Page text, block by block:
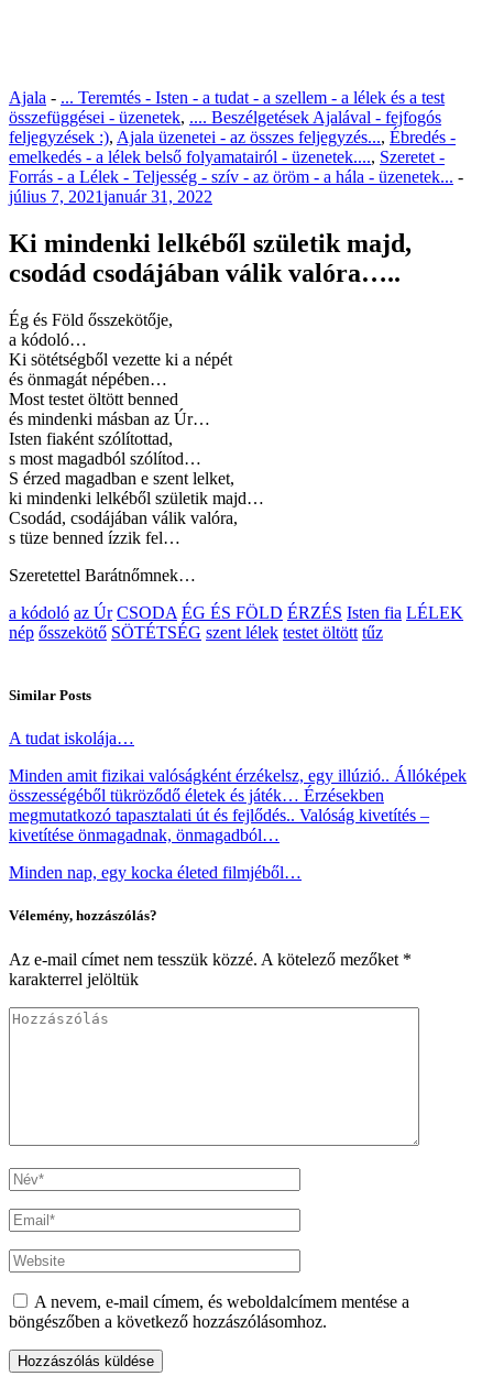
Ajala - ... Teremtés - Isten - a tudat - a szellem - a lélek és a test
összefüggései - üzenetek, .... Beszélgetések Ajalával - fejfogós
feljegyzések :), Ajala üzenetei - az összes feljegyzés..., Ébredés -
emelkedés - a lélek belső folyamatairól - üzenetek...., Szeretet -
Forrás - a Lélek - Teljesség - szív - az öröm - a hála - üzenetek... -
július 7, 2021január 31, 2022
Ki mindenki lelkéből születik majd,
csodád csodájában válik valóra…..
Ég és Föld ősszekötője,
a kódoló…
Ki sötétségből vezette ki a népét
és önmagát népében…
Most testet öltött benned
és mindenki másban az Úr…
Isten fiaként szólítottad,
s most magadból szólítod…
S érzed magadban e szent lelket,
ki mindenki lelkéből születik majd…
Csodád, csodájában válik valóra,
s tüze benned ízzik fel…
Szeretettel Barátnőmnek…
a kódoló az Úr CSODA ÉG ÉS FÖLD ÉRZÉS Isten fia LÉLEK
nép ősszekötő SÖTÉTSÉG szent lélek testet öltött tűz
Similar Posts
A tudat iskolája…
Minden amit fizikai valóságként érzékelsz, egy illúzió.. Állóképek
összességéből tükröződő életek és játék… Érzésekben
megmutatkozó tapasztalati út és fejlődés.. Valóság kivetítés –
kivetítése önmagadnak, önmagadból…
Minden nap, egy kocka életed filmjéből…
Vélemény, hozzászólás?
Az e-mail címet nem tesszük közzé. A kötelező mezőket *
karakterrel jelöltük
A nevem, e-mail címem, és weboldalcímem mentése a
böngészőben a következő hozzászólásomhoz.